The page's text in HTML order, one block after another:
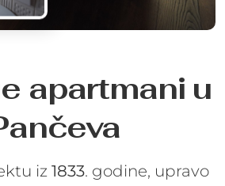
apartmani u
iz 1833. godine, upravo